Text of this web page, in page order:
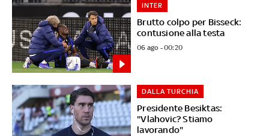
Brutto colpo per Bisseck:
contusione alla testa
INTER
06 ago - 00:20
Presidente Besiktas:
"Vlahovic? Stiamo
lavorando"
DALLA TURCHIA